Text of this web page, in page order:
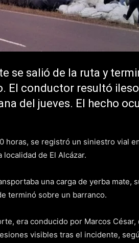
se salió de la ruta y
El conductor resultó
del jueves. El hecho
horas, se registró un siniestro vial
de El Alcázar.
una carga de yerba mate,
terminó sobre un barranco.
era conducido por Marcos César,
visibles tras el incidente,